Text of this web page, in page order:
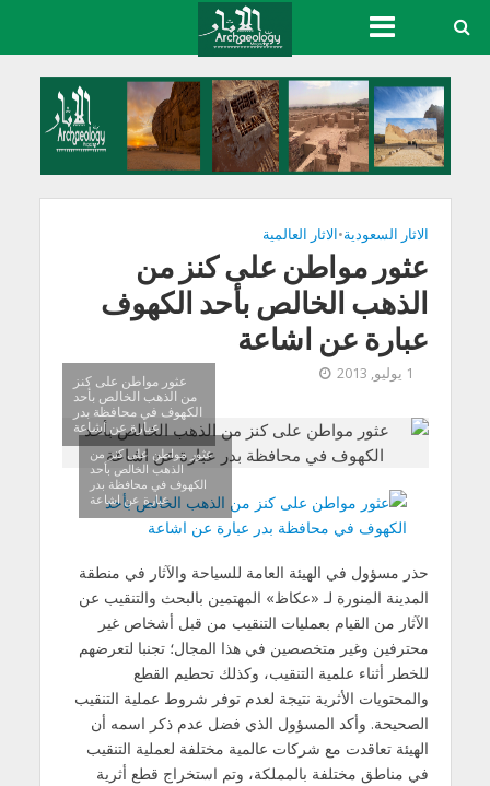
الاثار السعودية•الاثار العالمية
عثور مواطن على كنز من
الذهب الخالص بأحد الكهوف
عبارة عن اشاعة
1 يوليو, 2013
عثور مواطن على كنز
من الذهب الخالص بأحد
الكهوف في محافظة بدر
عبارة عن اشاعة
عثور مواطن على كنز من
الذهب الخالص بأحد
الكهوف في محافظة بدر
عبارة عن اشاعة
حذر مسؤول في الهيئة العامة للسياحة والآثار في منطقة
المدينة المنورة لـ «عكاظ» المهتمين بالبحث والتنقيب عن
الآثار من القيام بعمليات التنقيب من قبل أشخاص غير
محترفين وغير متخصصين في هذا المجال؛ تجنبا لتعرضهم
للخطر أثناء علمية التنقيب، وكذلك تحطيم القطع
والمحتويات الأثرية نتيجة لعدم توفر شروط عملية التنقيب
الصحيحة. وأكد المسؤول الذي فضل عدم ذكر اسمه أن
الهيئة تعاقدت مع شركات عالمية مختلفة لعملية التنقيب
في مناطق مختلفة بالمملكة، وتم استخراج قطع أثرية